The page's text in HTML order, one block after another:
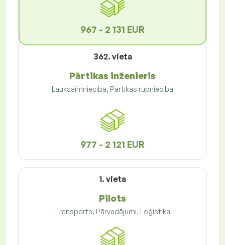
967 - 2 131 EUR
362. vieta
Pārtikas inženieris
Lauksaimniecība, Pārtikas rūpniecība
977 - 2 121 EUR
1. vieta
Pilots
Transports, Pārvadājumi, Loģistika